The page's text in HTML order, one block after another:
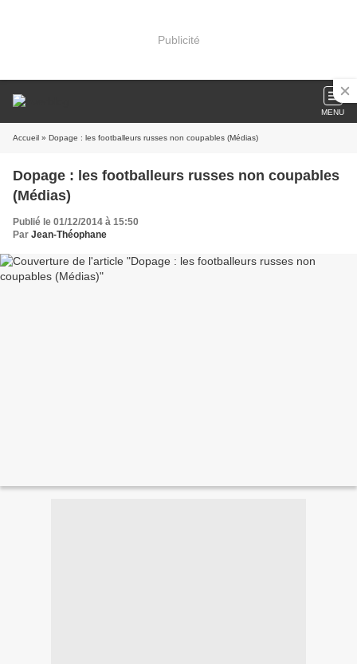
Publicité
MENU
Accueil » Dopage : les footballeurs russes non coupables (Médias)
Dopage : les footballeurs russes non coupables
(Médias)
Publié le 01/12/2014 à 15:50
Par Jean-Théophane